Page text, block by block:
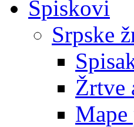
Spiskovi
Srpske
Žrtve